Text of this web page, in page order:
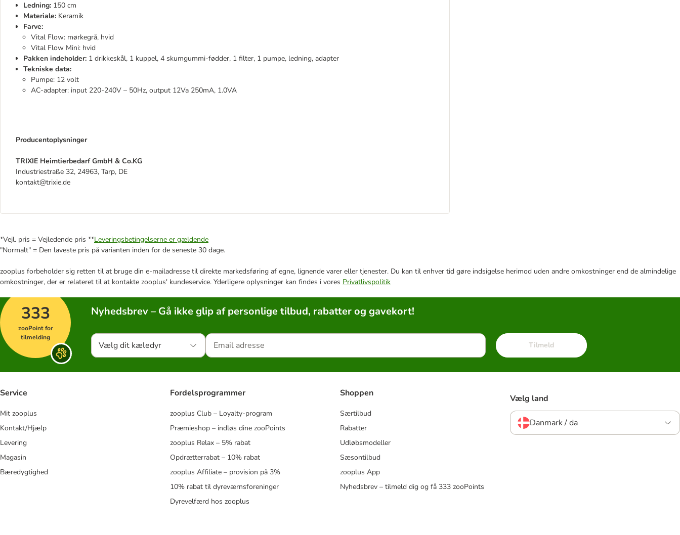
Ledning: 150 cm
Materiale: Keramik
Farve:
Vital Flow: mørkegrå, hvid
Vital Flow Mini: hvid
Pakken indeholder: 1 drikkeskål, 1 kuppel, 4 skumgummi-fødder, 1 filter, 1 pumpe, ledning, adapter
Tekniske data:
Pumpe: 12 volt
AC-adapter: input 220-240V – 50Hz, output 12Va 250mA, 1.0VA
Producentoplysninger
TRIXIE Heimtierbedarf GmbH & Co.KG
Industriestraße 32, 24963, Tarp, DE
kontakt@trixie.de
*Vejl. pris = Vejledende pris **Leveringsbetingelserne er gældende
"Normalt" = Den laveste pris på varianten inden for de seneste 30 dage.
zooplus forbeholder sig retten til at bruge din e-mailadresse til direkte markedsføring af egne, lignende varer eller tjenester. Du kan til enhver tid gøre indsigelse herimod uden andre omkostninger end de almindelige
omkostninger, der er relateret til at kontakte zooplus' kundeservice. Yderligere oplysninger kan findes i vores Privatlivspolitik
333
zooPoint for
tilmelding
Nyhedsbrev – Gå ikke glip af personlige tilbud, rabatter og gavekort!
Vælg dit kæledyr Tilmeld
Service
Mit zooplus
Kontakt/Hjælp
Levering
Magasin
Bæredygtighed
Fordelsprogrammer
zooplus Club – Loyalty-program
Præmieshop – indløs dine zooPoints
zooplus Relax – 5% rabat
Opdrætterrabat – 10% rabat
zooplus Affiliate – provision på 3%
10% rabat til dyreværnsforeninger
Dyrevelfærd hos zooplus
Shoppen
Særtilbud
Rabatter
Udløbsmodeller
Sæsontilbud
zooplus App
Nyhedsbrev – tilmeld dig og få 333 zooPoints
Vælg land
Danmark / da